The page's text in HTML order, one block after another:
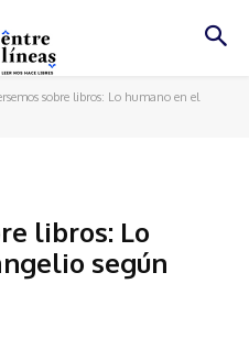
sobre libros: Lo humano en el
libros: Lo
según